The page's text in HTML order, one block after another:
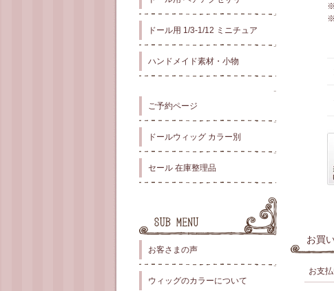
ドール用 1/3-1/12 ミニチュア
ハンドメイド素材・小物
ご予約ページ
ドールウィッグ カラー別
セール 在庫整理品
お客さまの声
ウィッグのカラーについて
※
※
お買
お支